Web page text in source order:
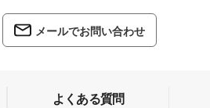
メールでお問い合わせ
よくある質問